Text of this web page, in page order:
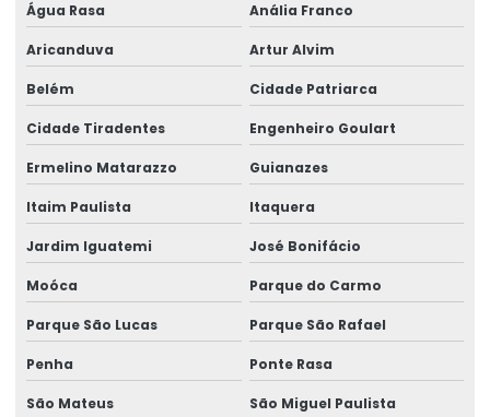
Galpao Metalico Projeto
Galpão Pré Moldado Projeto
Laudo de construção
Laudo De Estrutura De Telhado
Laudo Estrutural
Laudo estrutural preço
Laudo estrutural predial
Laudo Estrutural Predio
Água Rasa
Anália Franco
Aricanduva Artur Alvim
Belém Cidade Patriarca
Cidade Tiradentes Engenheiro Goulart
Ermelino Matarazzo Guianazes
Itaim Paulista Itaquera
Jardim Iguatemi José Bonifácio
Moóca Parque do Carmo
Parque São Lucas Parque São Rafael
Penha Ponte Rasa
São Mateus São Miguel Paulista